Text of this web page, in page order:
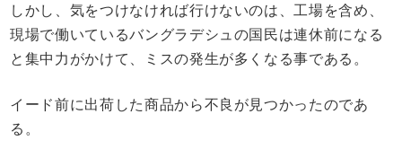
しかし、気をつけなければ行けないのは、工場を含め、
現場で働いているバングラデシュの国民は連休前になる
と集中力がかけて、ミスの発生が多くなる事である。
イード前に出荷した商品から不良が見つかったのであ
る。